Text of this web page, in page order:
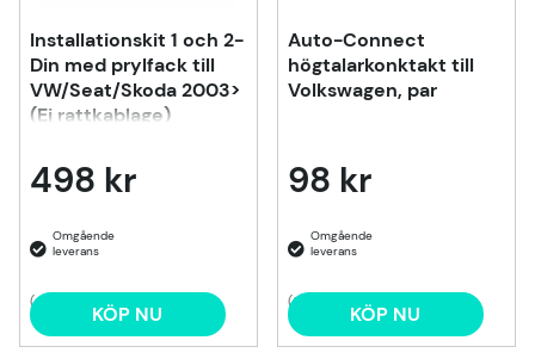
Installationskit 1 och 2-
Din med prylfack till
VW/Seat/Skoda 2003>
(Ej rattkablage)
498 kr
(4) KÖP NU
Auto-Connect
högtalarkonktakt till
Volkswagen, par
98 kr
(3) KÖP NU